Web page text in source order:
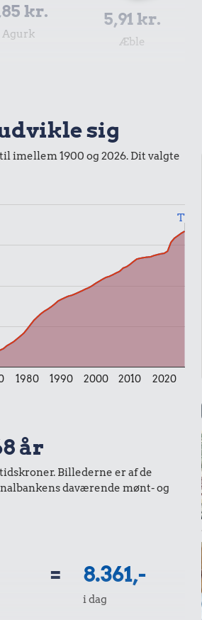
kr.
Agurk
5,91 kr.
Æble
kr.
sig
imellem 1900 og 2026. Dit valgte
1980 1990 2000 2010 2020
Til
år
Billederne er af de
daværende mønt- og
= 8.361,-
i dag